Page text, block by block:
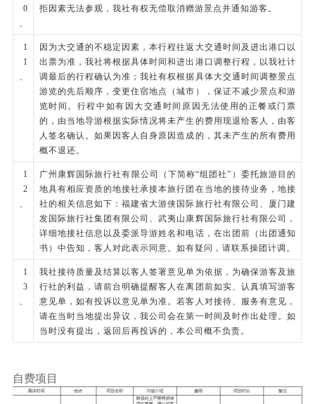
0
、
拒因素无法参观，我社有权无偿取消赠游景点并通知游客。
1
1
、
因为大交通的不稳定因素，本行程往返大交通时间及进出港口以
出票为准，我社将根据具体时间和进出港口调整行程，以我社计
调最后的行程确认为准；我社有权根据具体大交通时间调整景点
游览的先后顺序，变更住宿地点（城市），保证不减少景点和游
览时间。行程中如有因大交通时间原因无法使用的正餐或门票
的，由当地导游根据实际情况将未产生的费用现退给客人，由客
人签名确认。如果因客人自身原因造成的，其未产生的所有费用
概不退还。
1
2
、
广州康辉国际旅行社有限公司（下简称“组团社”）委托旅游目的
地具有相应资质的地接社承接本旅行团在当地的接待业务，地接
社的相关信息如下：福建省大游侠国际旅行社有限公司、厦门建
发国际旅行社集团有限公司、武夷山康辉国际旅行社有限公司，
详细地接社信息以及委派导游姓名和电话，在出团前（出团通知
书）中告知，客人对此表示同意。如有疑问，请联系操团计调。
1
3
、
我社接待质量及结算以客人签署意见单为依据，为确保游客及旅
行社的利益，请前台明确提醒客人在离团前如实、认真填写游客
意见单，如有投诉以意见单为准。若客人对接待、服务有意见，
请在当时当地提出异议，我公司会在第一时间及时作出处理。如
当时没有提出，返回后再投诉的，本公司概不负责。
自费项目